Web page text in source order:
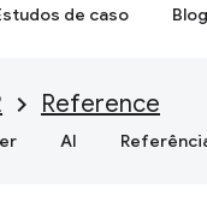
de caso Blog
Reference
AI